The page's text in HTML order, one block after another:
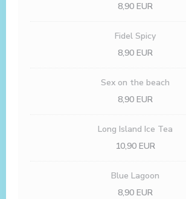
8,90 EUR
Fidel Spicy
8,90 EUR
Sex on the beach
8,90 EUR
Long Island Ice Tea
10,90 EUR
Blue Lagoon
8,90 EUR